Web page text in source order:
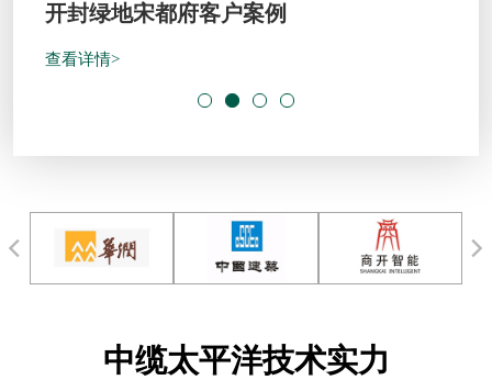
开封绿地宋都府客户案例
查看详情>
中缆太平洋技术实力